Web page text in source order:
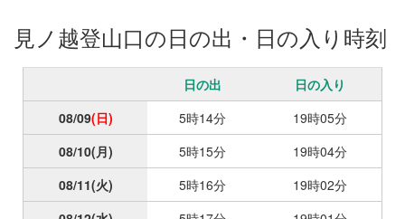
見ノ越登山口の日の出・日の入り時刻
日の出
日の入り
08/09(日) 5時14分
19時05分
08/10(月) 5時15分
19時04分
08/11(火) 5時16分
19時02分